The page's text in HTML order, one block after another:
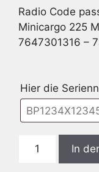
Radio Code
Minicargo 225
7647301316 –
Hier die
Blaupunkt
In